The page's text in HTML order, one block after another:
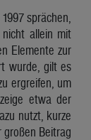
sprächen,
allein mit
Elemente zur
wurde, gilt es
ergreifen, um
etwa der
nutzt, kurze
Beitrag